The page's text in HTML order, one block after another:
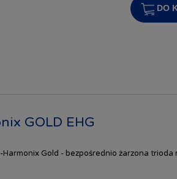
DO
GOLD EHG
Gold - bezpośrednio żarzona trioda